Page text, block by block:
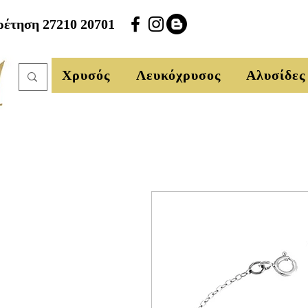
Χρυσός Λευκόχρυσος
27210 20701